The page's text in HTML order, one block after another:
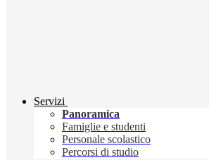
Servizi
Panoramica
Famiglie e studenti
Personale scolastico
Percorsi di studio